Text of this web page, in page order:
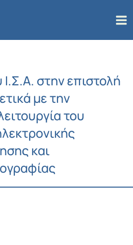
στην επιστολή
με την
του
και